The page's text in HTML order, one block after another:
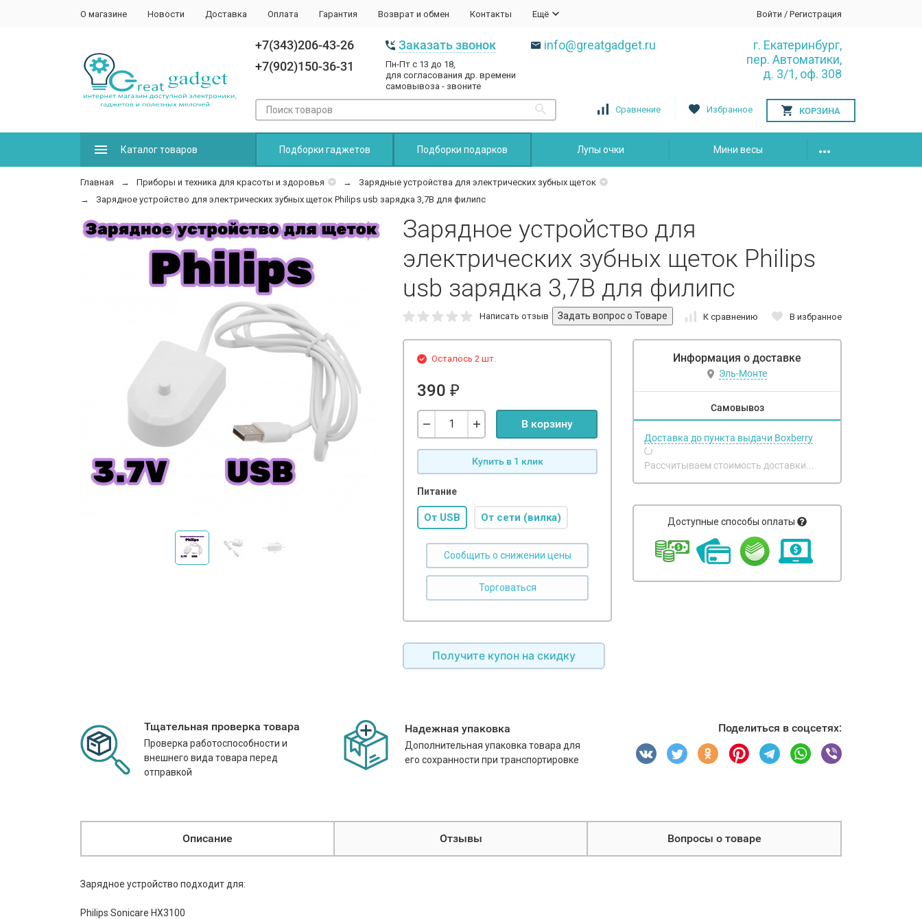
О магазине Новости Доставка Оплата Гарантия Возврат и обмен Контакты Ещё Войти / Регистрация
+7(343)206-43-26
+7(902)150-36-31
Заказать звонок
Пн-Пт с 13 до 18,
для согласования др. времени
самовывоза - звоните
info@greatgadget.ru
г. Екатеринбург,
пер. Автоматики,
д. 3/1, оф. 308
Сравнение Избранное КОРЗИНА
Каталог товаров Подборки гаджетов Подборки подарков Лупы очки Мини весы
Главная Приборы и техника для красоты и здоровья
Зарядные устройства для электрических зубных щеток
Зарядное устройство для электрических зубных щеток Philips usb зарядка 3,7В для филипс
Зарядное устройство для
электрических зубных щеток Philips
usb зарядка 3,7В для филипс
Написать отзыв К сравнению В избранное
Осталось 2 шт.
390 ₽
В корзину
Купить в 1 клик
Питание
От USB От сети (вилка)
Сообщить о снижении цены
Получите купон на скидку
Информация о доставке
Эль-Монте
Самовывоз
Доставка до пункта выдачи Boxberry
Рассчитываем стоимость доставки...
Доступные способы оплаты
Тщательная проверка товара
Проверка работоспособности и
внешнего вида товара перед
отправкой
Надежная упаковка
Дополнительная упаковка товара для
его сохранности при транспортировке
Поделиться в соцсетях:
Описание Отзывы Вопросы о товаре
Зарядное устройство подходит для:
Philips Sonicare HX3100